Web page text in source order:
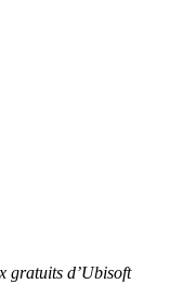
gratuits d’Ubisoft